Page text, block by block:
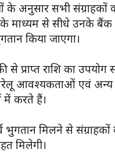
के अनुसार सभी
माध्यम से सीधे उनके बैंक
किया जाएगा।
से प्राप्त राशि का
आवश्यकताओं एवं
में करते हैं।
भुगतान मिलने से संग्राहकों
मिलेगी।